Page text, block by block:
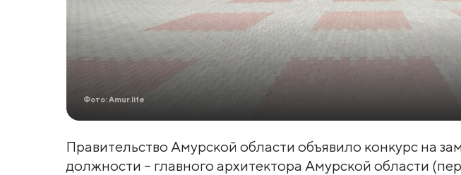
Фото: Amur.life
Правительство Амурской области объявило конкурс на
должности – главного архитектора Амурской области